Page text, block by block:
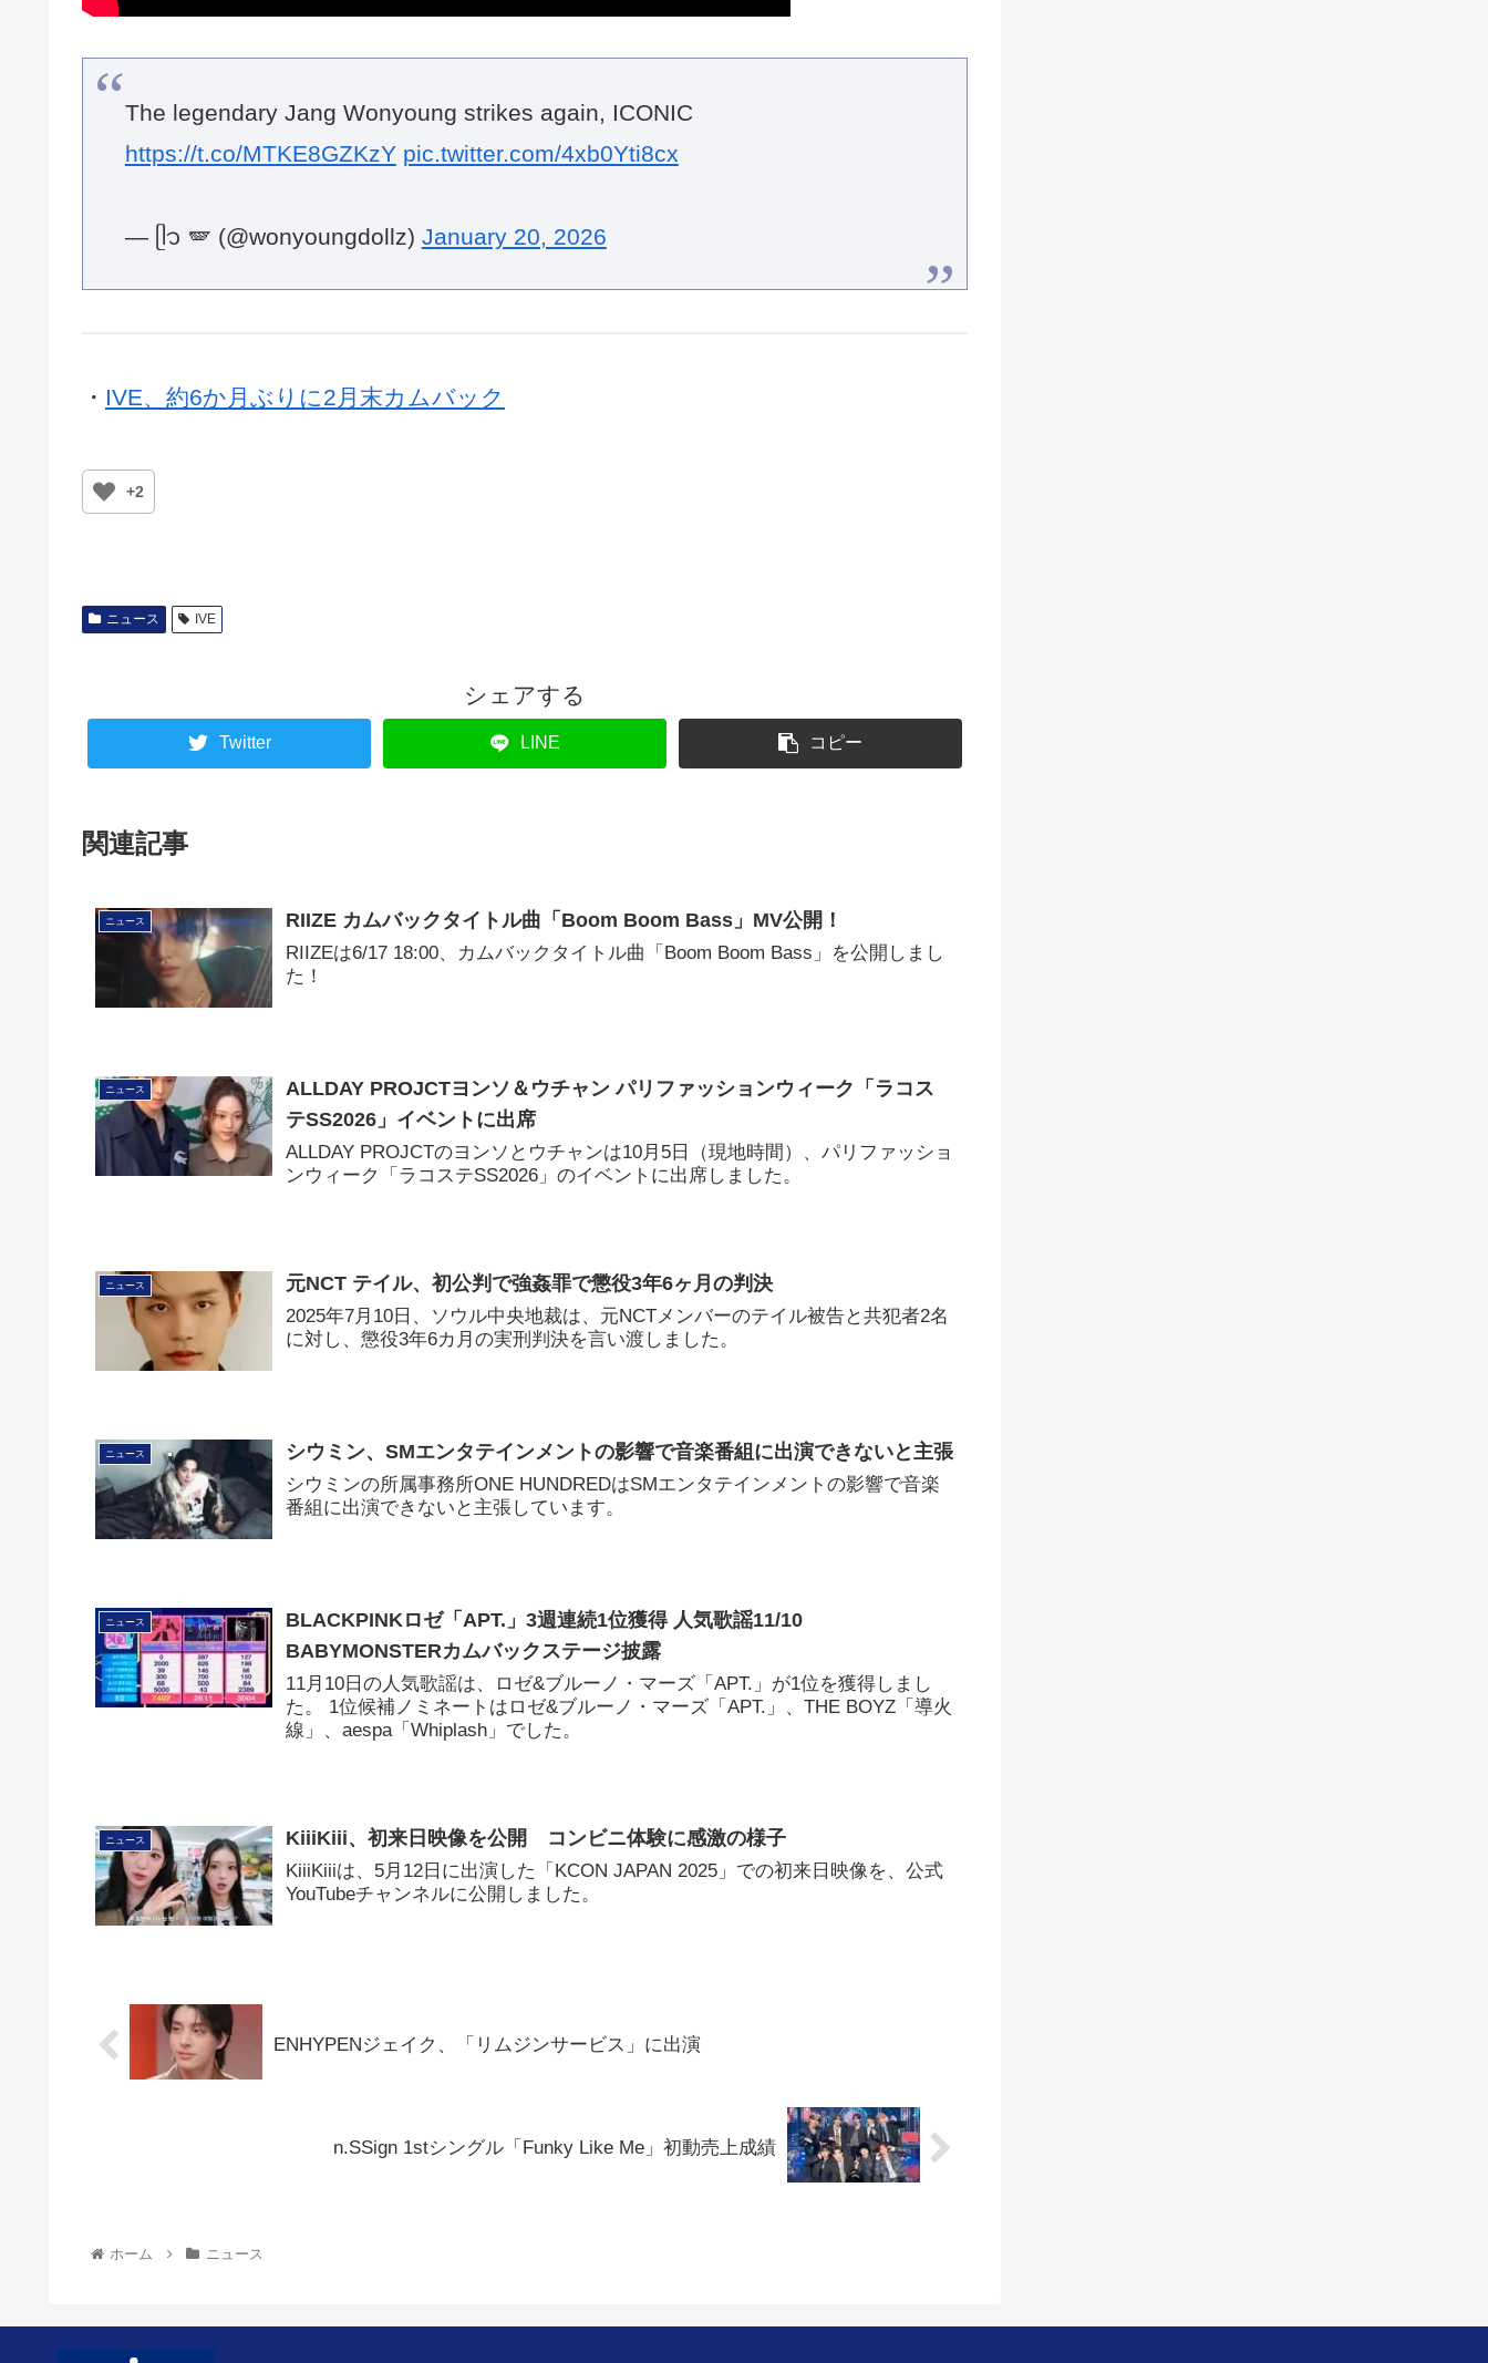
The legendary Jang Wonyoung strikes again, ICONIC
https://t.co/MTKE8GZKzY pic.twitter.com/4xb0Yti8cx
— ᥫ᭡ 🪽 (@wonyoungdollz)January 20, 2026
・ IVE、約6か月ぶりに2月末カムバック
+2
ニュース IVE
シェアする
Twitter LINE コピー
関連記事
ニュース RIIZE カムバックタイトル曲「Boom Boom Bass」MV公開！
RIIZEは6/17 18:00、カムバックタイトル曲「Boom Boom Bass」を公開しまし
た！
ニュース
ALLDAY PROJCTヨンソ＆ウチャン パリファッションウィーク「ラコス
テSS2026」イベントに出席
ALLDAY PROJCTのヨンソとウチャンは10月5日（現地時間）、パリファッショ
ンウィーク「ラコステSS2026」のイベントに出席しました。
ニュース 元NCT テイル、初公判で強姦罪で懲役3年6ヶ月の判決
2025年7月10日、ソウル中央地裁は、元NCTメンバーのテイル被告と共犯者2名
に対し、懲役3年6カ月の実刑判決を言い渡しました。
ニュース シウミン、SMエンタテインメントの影響で音楽番組に出演できないと主張
シウミンの所属事務所ONE HUNDREDはSMエンタテインメントの影響で音楽
番組に出演できないと主張しています。
ニュース
BLACKPINKロゼ「APT.」3週連続1位獲得 人気歌謡11/10
BABYMONSTERカムバックステージ披露
11月10日の人気歌謡は、ロゼ&ブルーノ・マーズ「APT.」が1位を獲得しまし
た。 1位候補ノミネートはロゼ&ブルーノ・マーズ「APT.」、THE BOYZ「導火
線」、aespa「Whiplash」でした。
ニュース KiiiKiii、初来日映像を公開 コンビニ体験に感激の様子
KiiiKiiiは、5月12日に出演した「KCON JAPAN 2025」での初来日映像を、公式
YouTubeチャンネルに公開しました。
ENHYPENジェイク、「リムジンサービス」に出演
n.SSign 1stシングル「Funky Like Me」初動売上成績
ホーム ニュース